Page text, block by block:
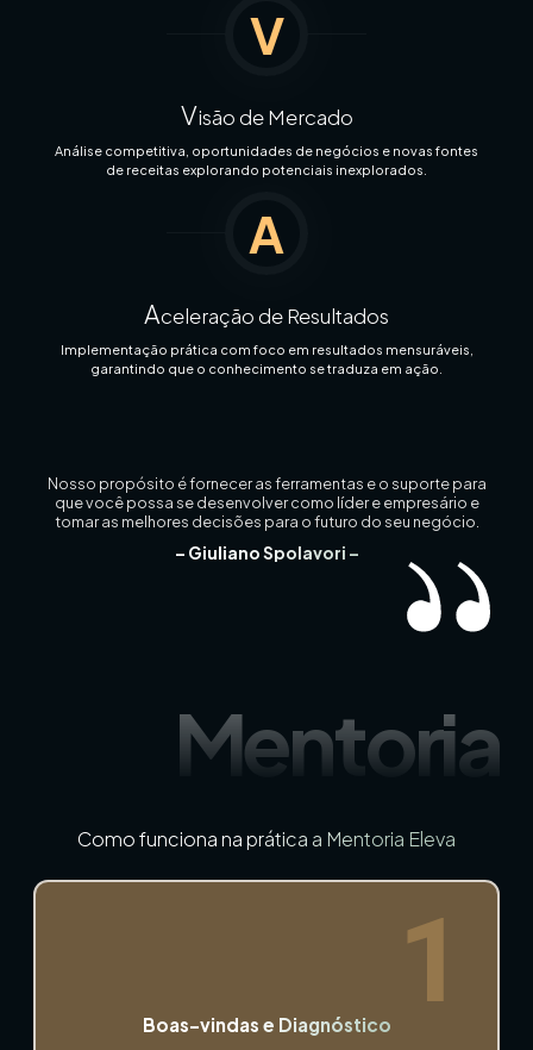
V
A
Visão de Mercado
Análise competitiva, oportunidades de negócios e novas fontes
de receitas explorando potenciais inexplorados.
Aceleração de Resultados
Implementação prática com foco em resultados mensuráveis,
garantindo que o conhecimento se traduza em ação.
Nosso propósito é fornecer as ferramentas e o suportepara
que você possa se desenvolver como líder e empresário e
tomar as melhores decisões para o futuro do seu negócio.
– Giuliano Spolavori –
Mentoria
Como funciona na prática a Mentoria Eleva
1
Boas-vindas e Diagnóstico